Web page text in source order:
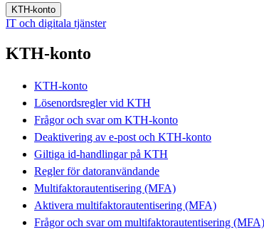
KTH-konto
IT och digitala tjänster
KTH-konto
KTH-konto
Lösenordsregler vid KTH
Frågor och svar om KTH-konto
Deaktivering av e-post och KTH-konto
Giltiga id-handlingar på KTH
Regler för datoranvändande
Multifaktorautentisering (MFA)
Aktivera multifaktorautentisering (MFA)
Frågor och svar om multifaktorautentisering (MFA)